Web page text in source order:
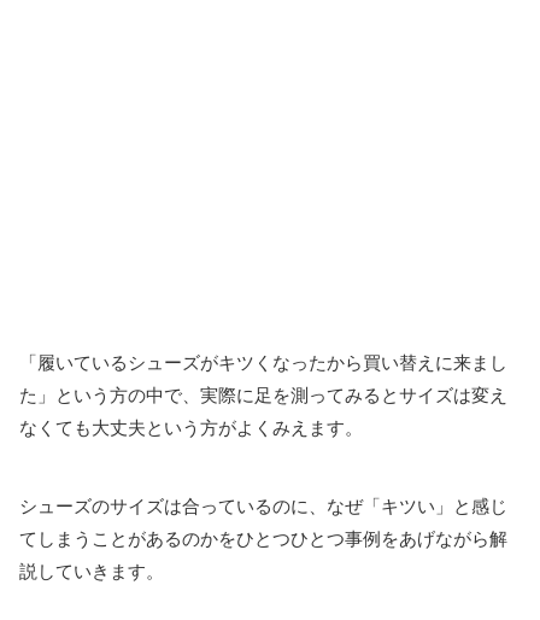
「履いているシューズがキツくなったから買い替えに来まし
た」という方の中で、実際に足を測ってみるとサイズは変え
なくても大丈夫という方がよくみえます。
シューズのサイズは合っているのに、なぜ「キツい」と感じ
てしまうことがあるのかをひとつひとつ事例をあげながら解
説していきます。